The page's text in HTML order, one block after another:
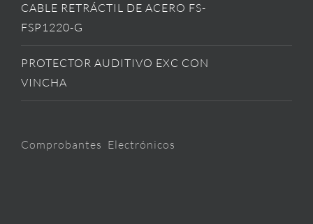
CABLE RETRÁCTIL DE ACERO FS-
FSP1220-G
PROTECTOR AUDITIVO EXC CON
VINCHA
Comprobantes Electrónicos